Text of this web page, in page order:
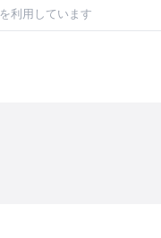
利用しています